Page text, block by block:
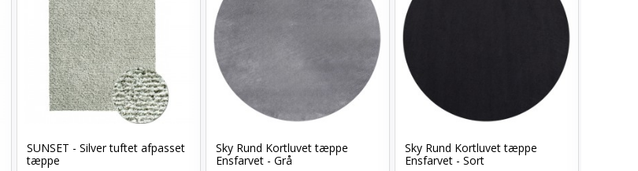
SUNSET - Silver tuftet afpasset
tæppe
Sky Rund Kortluvet tæppe
Ensfarvet - Grå
Sky Rund Kortluvet tæppe
Ensfarvet - Sort